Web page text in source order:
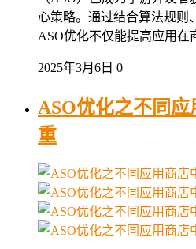
心策略。通过结合算法规则
ASO优化不仅能提高应用
2025年3月6日 0
ASO优化之不同
重